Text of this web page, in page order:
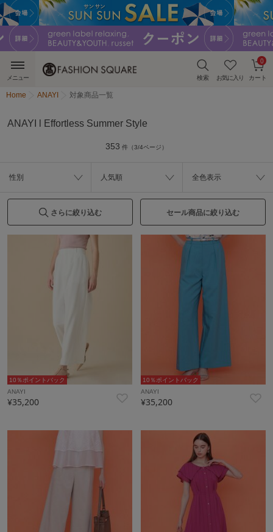
検索 お気に入り カート
0
メニュー
Home ANAYI 対象商品一覧
ANAYI l Effortless Summer Style
353 件（3/4ページ）
性別 人気順 全色表示
さらに絞り込む セール商品に絞り込む
10％ポイントバック
ANAYI
¥35,200
10％ポイントバック
ANAYI
¥35,200